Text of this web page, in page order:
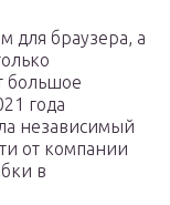
для браузера, а
большое
года
независимый
от компании
в